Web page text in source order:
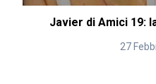
Javier di Amici 19:
27